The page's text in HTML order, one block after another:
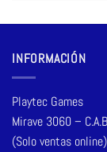
INFORMACIÓN
Playtec Games
Mirave 3060 –
(Solo ventas online)